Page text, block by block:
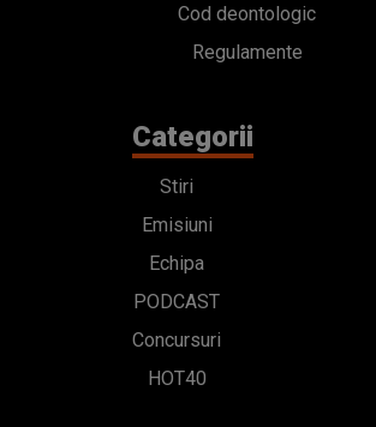
Cod deontologic
Regulamente
Categorii
Stiri
Emisiuni
Echipa
PODCAST
Concursuri
HOT40